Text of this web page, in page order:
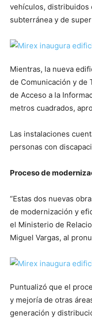
vehículos, distribuidos
subterránea y de
Mientras, la nueva
de Comunicación y de
de Acceso a la
metros cuadrados,
Las instalaciones
personas con
Proceso de
“Estas dos nuevas
de modernización y
el Ministerio de
Miguel Vargas, al
Puntualizó que el
y mejoría de otras
generación y